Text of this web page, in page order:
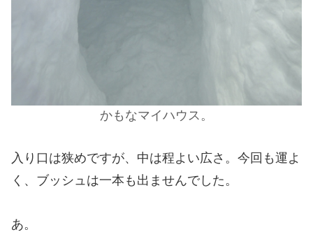
かもなマイハウス。
入り口は狭めですが、中は程よい広さ。今回も運よ
く、ブッシュは一本も出ませんでした。
あ。